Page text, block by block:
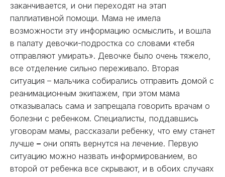
заканчивается, и они переходят на этап
паллиативной помощи. Мама не имела
возможности эту информацию осмыслить, и вошла
в палату девочки-подростка со словами «тебя
отправляют умирать». Девочке было очень тяжело,
все отделение сильно переживало. Вторая
ситуация – мальчика собирались отправить домой с
реанимационным экипажем, при этом мама
отказывалась сама и запрещала говорить врачам о
болезни с ребенком. Специалисты, поддавшись
уговорам мамы, рассказали ребенку, что ему станет
лучше – они опять вернутся на лечение. Первую
ситуацию можно назвать информированием, во
второй от ребенка все скрывают, и в обоих случаях